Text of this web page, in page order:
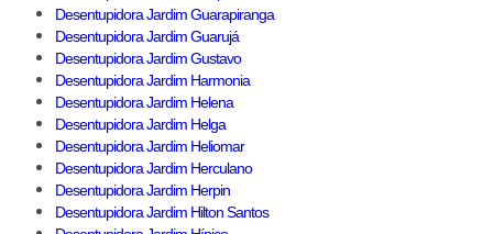
Desentupidora Jardim Guarapiranga
Desentupidora Jardim Guarujá
Desentupidora Jardim Gustavo
Desentupidora Jardim Harmonia
Desentupidora Jardim Helena
Desentupidora Jardim Helga
Desentupidora Jardim Heliomar
Desentupidora Jardim Herculano
Desentupidora Jardim Herpin
Desentupidora Jardim Hilton Santos